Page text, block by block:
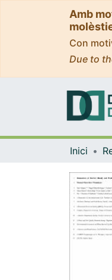
Amb
Con
Due to
Inici